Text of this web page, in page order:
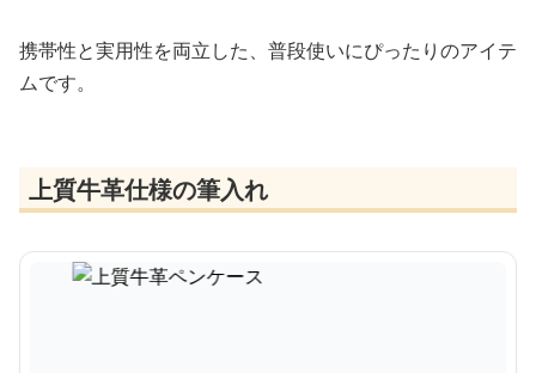
携帯性と実用性を両立した、普段使いにぴったりのアイテ
ムです。
上質牛革仕様の筆入れ